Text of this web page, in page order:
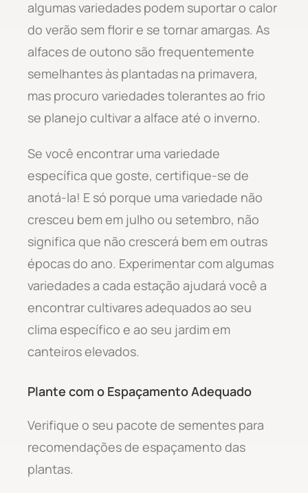
algumas variedades podem suportar o calor
do verão sem florir e se tornar amargas. As
alfaces de outono são frequentemente
semelhantes às plantadas na primavera,
mas procuro variedades tolerantes ao frio
se planejo cultivar a alface até o inverno.
Se você encontrar uma variedade
específica que goste, certifique-se de
anotá-la! E só porque uma variedade não
cresceu bem em julho ou setembro, não
significa que não crescerá bem em outras
épocas do ano. Experimentar com algumas
variedades a cada estação ajudará você a
encontrar cultivares adequados ao seu
clima específico e ao seu jardim em
canteiros elevados.
Plante com o Espaçamento Adequado
Verifique o seu pacote de sementes para
recomendações de espaçamento das
plantas.